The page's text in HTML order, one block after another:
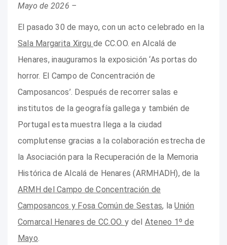
Mayo de 2026 –
El pasado 30 de mayo, con un acto celebrado en la
Sala Margarita Xirgude CC.OO. en Alcalá de
Henares, inauguramos la exposición ‘As portas do
horror. El Campo de Concentración de
Camposancos’. Después de recorrer salas e
institutos de la geografía gallega y también de
Portugal esta muestra llega a la ciudad
complutense gracias a la colaboración estrecha de
la Asociación para la Recuperación de la Memoria
Histórica de Alcalá de Henares (ARMHADH), de la
ARMH del Campo de Concentración de
Camposancos y Fosa Común de Sestas, laUnión
Comarcal Henares de CC.OO.y del Ateneo 1º de
Mayo